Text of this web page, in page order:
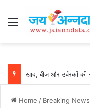
Menu
Home / Breaking News